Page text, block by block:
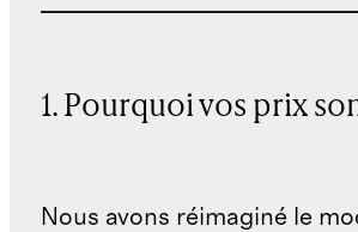
1. Pourquoi vos prix
Nous avons réimaginé le